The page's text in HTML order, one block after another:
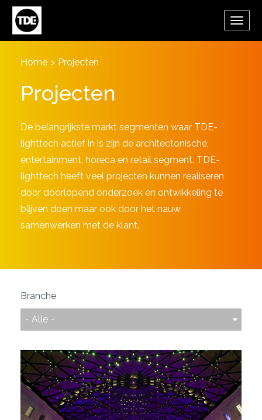
Overslaan en naar de inhoud gaan
Home > Projecten
Projecten
De belangrijkste markt segmenten waar TDE-
lighttech actief in is zijn de architectonische,
entertainment, horeca en retail segment. TDE-
lighttech heeft veel projecten kunnen realiseren
door doorlopend onderzoek en ontwikkeling te
blijven doen maar ook door het nauw
samenwerken met de klant.
Branche
- Alle -